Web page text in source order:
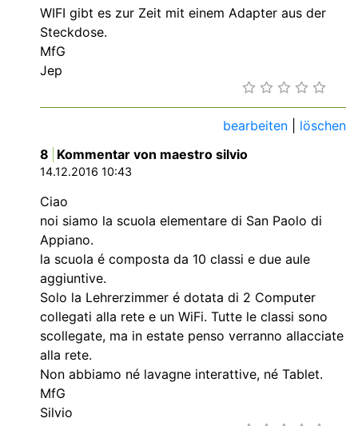
WIFI gibt es zur Zeit mit einem Adapter aus der
Steckdose.
MfG
Jep
bearbeiten
löschen
8 Kommentar von maestro silvio
14.12.2016 10:43
Ciao
noi siamo la scuola elementare di San Paolo di
Appiano.
la scuola é composta da 10 classi e due aule
aggiuntive.
Solo la Lehrerzimmer é dotata di 2 Computer
collegati alla rete e un WiFi. Tutte le classi sono
scollegate, ma in estate penso verranno allacciate
alla rete.
Non abbiamo né lavagne interattive, né Tablet.
MfG
Silvio